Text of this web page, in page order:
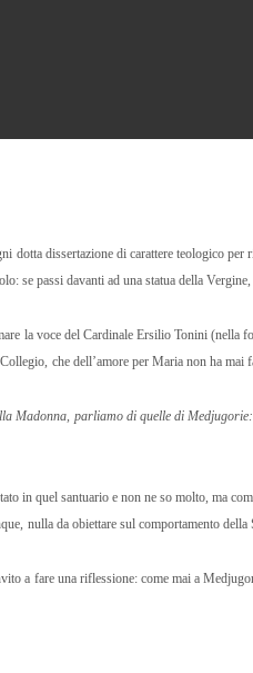
dotta dissertazione di carattere teologico
se passi davanti ad una statua della
la voce del Cardinale Ersilio Tonini (nella
che dell’amore per Maria non ha mai
Madonna, parliamo di quelle di
in quel santuario e non ne so molto, ma
nulla da obiettare sul comportamento della
a fare una riflessione: come mai a